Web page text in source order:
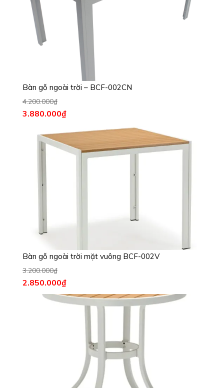
Bàn gỗ ngoài trời – BCF-002CN
4.200.000₫
3.880.000₫
Bàn gỗ ngoài trời mặt vuông BCF-002V
3.200.000₫
2.850.000₫